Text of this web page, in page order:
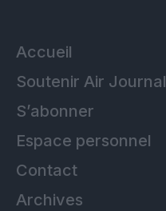
Accueil
Soutenir Air Journal
S’abonner
Espace personnel
Contact
Archives